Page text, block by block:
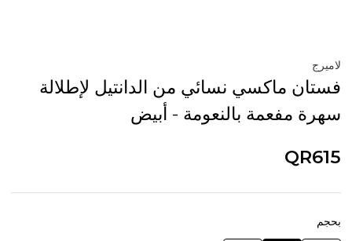
لاميرج
فستان ماكسي نسائي من الدانتيل لإطلالة
سهرة مفعمة بالنعومة - أبيض
QR615
بحجم